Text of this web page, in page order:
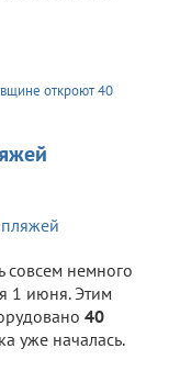
откроют 40
совсем немного
1 июня. Этим
40
уже началась.